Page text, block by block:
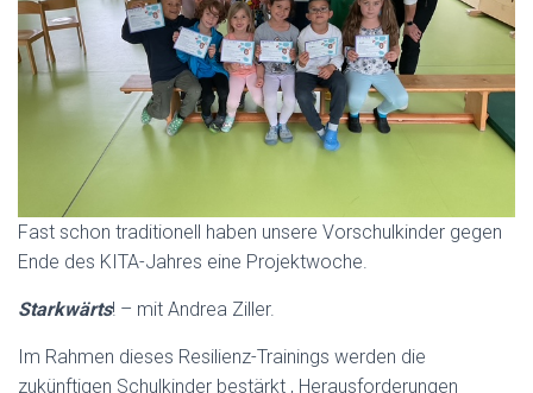
H
L
T
Fast schon traditionell haben unsere Vorschulkinder gegen
Ende des KITA-Jahres eine Projektwoche.
Starkwärts! – mit Andrea Ziller.
Im Rahmen dieses Resilienz-Trainings werden die
zukünftigen Schulkinder bestärkt , Herausforderungen